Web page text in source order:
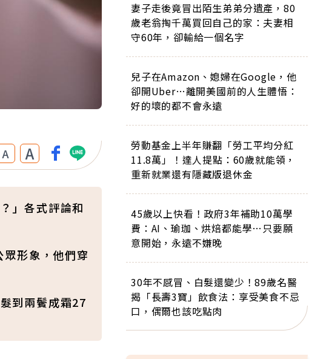
A A
」各式評論和
形象，他們穿
到兩鬢成霜27
妻子走後竟冒出陌生弟弟分遺產，80
歲老翁掏千萬買回自己的家：夫妻相
守60年，卻輸給一個名字
兒子在Amazon、媳婦在Google，他
卻開Uber…離開美國前的人生體悟：
好的壞的都不會永遠
勞動基金上半年賺翻「勞工平均分紅
11.8萬」！達人提點：60歲就能領，
重新就業還有隱藏版退休金
45歲以上快看！政府3年補助10萬學
費：AI、瑜珈、烘焙都能學…只要願
意開始，永遠不嫌晚
30年不感冒、白髮還變少！89歲名醫
揭「長壽3寶」飲食法：享受美食不忌
口，偶爾也該吃點肉